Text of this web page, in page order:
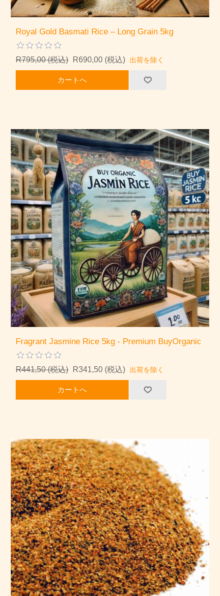
Royal Gold Basmati Rice – Long Grain 5kg
R795,00 (税込) R690,00 (税込) 出荷を除く
カートへ
Fragrant Jasmine Rice 5kg - Premium BuyOrganic
R441,50 (税込) R341,50 (税込) 出荷を除く
カートへ